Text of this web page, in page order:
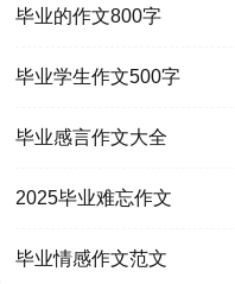
毕业的作文800字
毕业学生作文500字
毕业感言作文大全
2025毕业难忘作文
毕业情感作文范文